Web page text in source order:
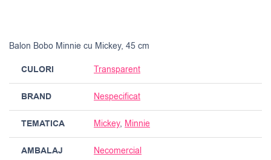
Balon Bobo Minnie cu Mickey, 45 cm
CULORI Transparent
BRAND Nespecificat
TEMATICA Mickey, Minnie
AMBALAJ Necomercial